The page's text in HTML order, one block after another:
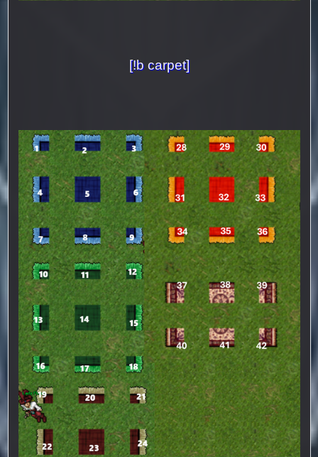
[!b carpet]